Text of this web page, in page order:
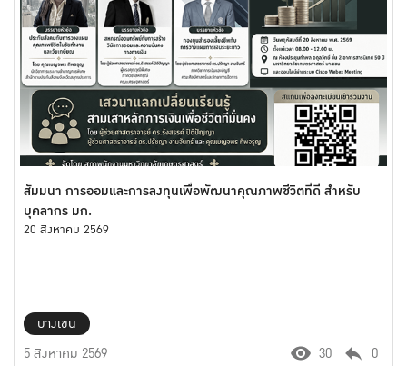
สัมมนา การออมและการลงทุนเพื่อพัฒนาคุณภาพชีวิตที่ดี สำหรับ
บุคลากร มก.
20 สิงหาคม 2569
บางเขน
5 สิงหาคม 2569
30 0